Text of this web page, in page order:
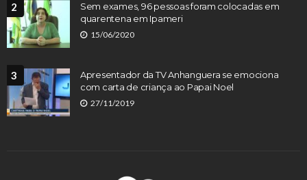
2
Sem exames, 96 pessoas foram colocadas em
quarentena em Ipameri
15/06/2020
3
Apresentador da TV Anhanguera se emociona
com carta de criança ao Papai Noel
27/11/2019